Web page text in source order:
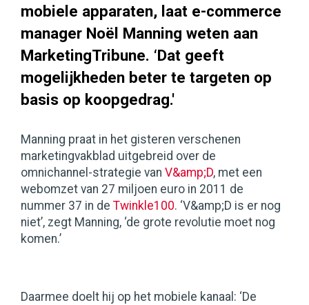
mobiele apparaten, laat e-commerce
manager Noël Manning weten aan
MarketingTribune. ‘Dat geeft
mogelijkheden beter te targeten op
basis op koopgedrag.'
Manning praat in het gisteren verschenen
marketingvakblad uitgebreid over de
omnichannel-strategie van V&amp;D, met een
webomzet van 27 miljoen euro in 2011 de
nummer 37 in de Twinkle100. ‘V&amp;D is er nog
niet’, zegt Manning, ‘de grote revolutie moet nog
komen.’
Daarmee doelt hij op het mobiele kanaal: ‘De